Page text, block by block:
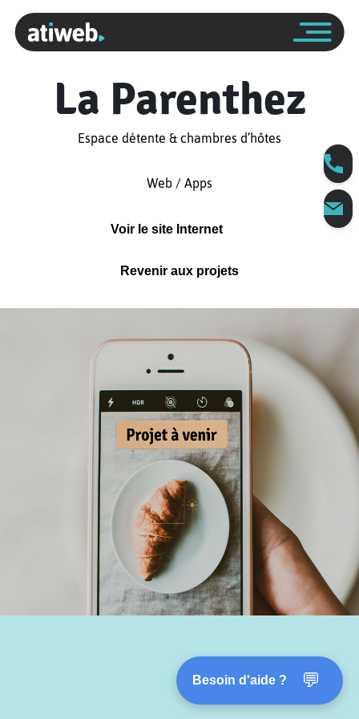
La Parenthez
Espace détente & chambres d’hôtes
Web / Apps
Voir le site Internet
Revenir aux projets
Besoin d'aide ? 💬